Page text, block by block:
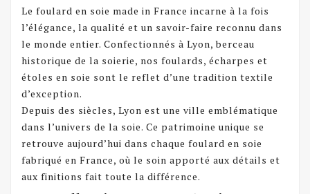
Le foulard en soie made in France incarne à la fois
l’élégance, la qualité et un savoir-faire reconnu dans
le monde entier. Confectionnés à Lyon, berceau
historique de la soierie, nos foulards, écharpes et
étoles en soie sont le reflet d’une tradition textile
d’exception.
Depuis des siècles, Lyon est une ville emblématique
dans l’univers de la soie. Ce patrimoine unique se
retrouve aujourd’hui dans chaque foulard en soie
fabriqué en France, où le soin apporté aux détails et
aux finitions fait toute la différence.